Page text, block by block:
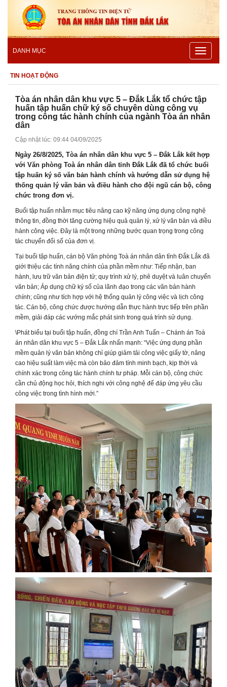
DANH MỤC
Toggle
TIN HOẠT ĐỘNG
Tòa án nhân dân khu vực 5 – Đắk Lắk tổ chức tập
huấn tập huấn chữ ký số chuyên dùng công vụ
trong công tác hành chính của ngành Tòa án nhân
dân
Cập nhật lúc: 09:44 04/09/2025
Ngày 26/8/2025, Tòa án nhân dân khu vực 5 – Đắk Lắk kết hợp
với Văn phòng Toà án nhân dân tỉnh Đắk Lắk đã tổ chức buổi
tập huấn ký số văn bản hành chính và hướng dẫn sử dụng hệ
thống quản lý văn bản và điều hành cho đội ngũ cán bộ, công
chức trong đơn vị.
Buổi tập huấn nhằm mục tiêu nâng cao kỹ năng ứng dụng công nghệ
thông tin, đồng thời tăng cường hiệu quả quản lý, xử lý văn bản và điều
hành công việc. Đây là một trong những bước quan trọng trong công
tác chuyển đổi số của đơn vị.
Tại buổi tập huấn, cán bộ Văn phòng Toà án nhân dân tỉnh Đắk Lắk đã
giới thiệu các tính năng chính của phần mềm như: Tiếp nhận, ban
hành, lưu trữ văn bản điện tử; quy trình xử lý, phê duyệt và luân chuyển
văn bản; Áp dụng chữ ký số của lãnh đạo trong các văn bản hành
chính; cũng như tích hợp với hệ thống quản lý công việc và lịch công
tác. Cán bộ, công chức được hướng dẫn thực hành trực tiếp trên phần
mềm, giải đáp các vướng mắc phát sinh trong quá trình sử dụng.
\Phát biểu tại buổi tập huấn, đồng chí Trần Anh Tuấn – Chánh án Toà
án nhân dân khu vực 5 – Đắk Lắk nhấn mạnh: “Việc ứng dụng phần
mềm quản lý văn bản không chỉ giúp giảm tải công việc giấy tờ, nâng
cao hiệu suất làm việc mà còn bảo đảm tính minh bạch, kịp thời và
chính xác trong công tác hành chính tư pháp. Mỗi cán bộ, công chức
cần chủ động học hỏi, thích nghi với công nghệ để đáp ứng yêu cầu
công việc trong tình hình mới.”